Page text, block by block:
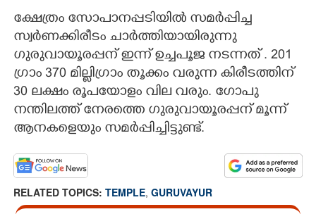
ക്ഷേത്രം സോപാനപ്പടിയിൽ സമർപ്പിച്ച
സ്വർണക്കിരീടം ചാർത്തിയായിരുന്നു
ഗുരുവായൂരപ്പന് ഇന്ന് ഉച്ചപൂജ നടന്നത് . 201
ഗ്രാം 370 മില്ലിഗ്രാം തൂക്കം വരുന്ന കിരീടത്തിന്
30 ലക്ഷം രൂപയോളം വില വരും. ഗോപു
നന്തിലത്ത് നേരത്തെ ഗുരുവായൂരപ്പന് മൂന്ന്
ആനകളെയും സമർപ്പിച്ചിട്ടുണ്ട്.
RELATED TOPICS: TEMPLE, GURUVAYUR